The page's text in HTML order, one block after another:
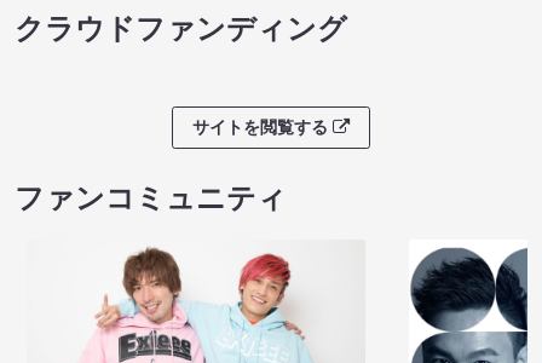
クラウドファンディング
サイトを閲覧する
ファンコミュニティ